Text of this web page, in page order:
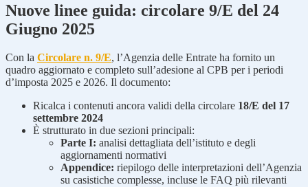
Nuove linee guida: circolare 9/E del 24
Giugno 2025
Con la Circolare n. 9/E, l’Agenzia delle Entrate ha fornito un
quadro aggiornato e completo sull’adesione al CPB per i periodi
d’imposta 2025 e 2026. Il documento:
Ricalca i contenuti ancora validi della circolare 18/E del 17
settembre 2024
È strutturato in due sezioni principali:
Parte I: analisi dettagliata dell’istituto e degli
aggiornamenti normativi
Appendice: riepilogo delle interpretazioni dell’Agenzia
su casistiche complesse, incluse le FAQ più rilevanti